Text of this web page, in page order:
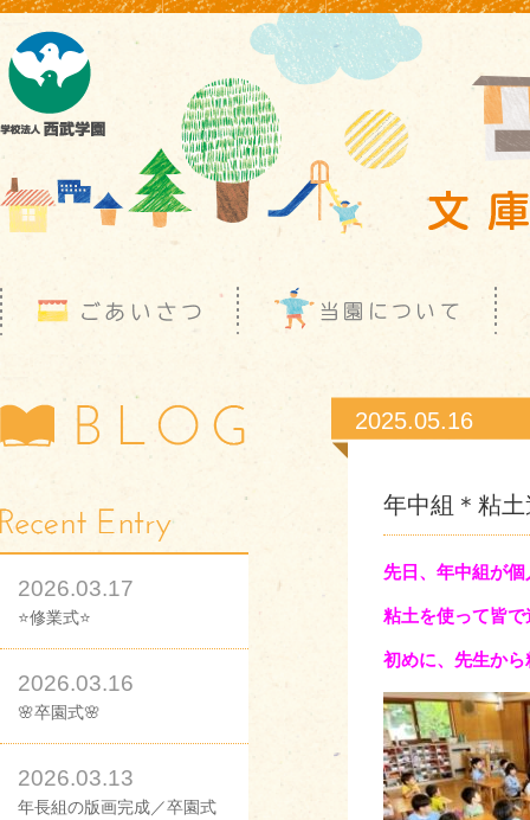
2026.03.17
⭐修業式⭐
2026.03.16
🌸卒園式🌸
2026.03.13
年長組の版画完成／卒園式
2025.05.16
年中組＊粘
先日、年中組が
粘土を使って皆
初めに、先生か